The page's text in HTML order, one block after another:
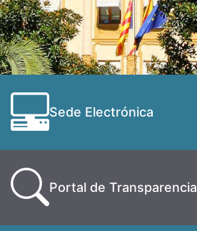
Sede Electrónica
Portal de Transparencia